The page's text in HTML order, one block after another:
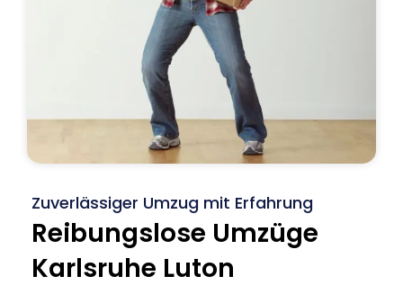
Zuverlässiger Umzug mit Erfahrung
Reibungslose Umzüge
Karlsruhe Luton